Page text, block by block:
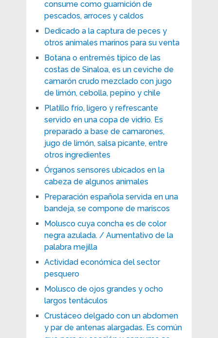
consume como guarnición de
pescados, arroces y caldos
Dedicado a la captura de peces y
otros animales marinos para su venta
Botana o entremés típico de las
costas de Sinaloa, es un ceviche de
camarón crudo mezclado con jugo
de limón, cebolla, pepino y chile
Platillo frío, ligero y refrescante
servido en una copa de vidrio. Es
preparado a base de camarones,
jugo de limón, salsa picante, entre
otros ingredientes
Órganos sensores ubicados en la
cabeza de algunos animales
Preparación española servida en una
bandeja, se compone de mariscos
Molusco cuya concha es de color
negra azulada. / Aumentativo de la
palabra mejilla
Actividad económica del sector
pesquero
Molusco de ojos grandes y ocho
largos tentáculos
Crustáceo delgado con un abdomen
y par de antenas alargadas. Es común